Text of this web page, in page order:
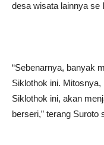
desa wisata lainnya se
“Sebenarnya, banyak
Siklothok ini.
Siklothok ini, akan
berseri,” terang Suroto